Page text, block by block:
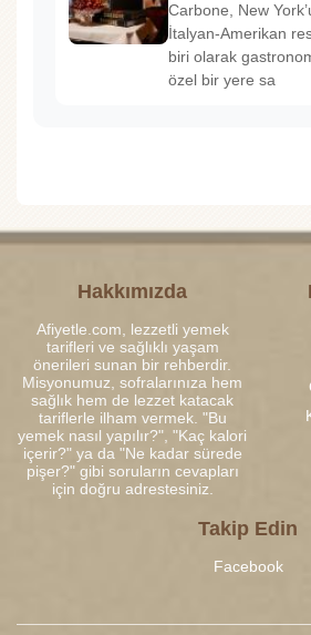
Carbone, New
İtalyan-Amerikan
biri olarak
özel bir yere sa
Hakkımızda
Afiyetle.com, lezzetli yemek
tarifleri ve sağlıklı yaşam
önerileri sunan bir rehberdir.
Misyonumuz, sofralarınıza hem
sağlık hem de lezzet katacak
tariflerle ilham vermek. "Bu
yemek nasıl yapılır?", "Kaç kalori
içerir?" ya da "Ne kadar sürede
pişer?" gibi soruların cevapları
için doğru adrestesiniz.
Takip Edin
Facebook